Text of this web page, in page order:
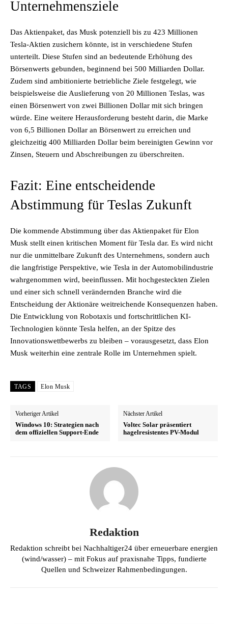
Unternehmensziele
Das Aktienpaket, das Musk potenziell bis zu 423 Millionen
Tesla-Aktien zusichern könnte, ist in verschiedene Stufen
unterteilt. Diese Stufen sind an bedeutende Erhöhung des
Börsenwerts gebunden, beginnend bei 500 Milliarden Dollar.
Zudem sind ambitionierte betriebliche Ziele festgelegt, wie
beispielsweise die Auslieferung von 20 Millionen Teslas, was
einen Börsenwert von zwei Billionen Dollar mit sich bringen
würde. Eine weitere Herausforderung besteht darin, die Marke
von 6,5 Billionen Dollar an Börsenwert zu erreichen und
gleichzeitig 400 Milliarden Dollar beim bereinigten Gewinn vor
Zinsen, Steuern und Abschreibungen zu überschreiten.
Fazit: Eine entscheidende
Abstimmung für Teslas Zukunft
Die kommende Abstimmung über das Aktienpaket für Elon
Musk stellt einen kritischen Moment für Tesla dar. Es wird nicht
nur die unmittelbare Zukunft des Unternehmens, sondern auch
die langfristige Perspektive, wie Tesla in der Automobilindustrie
wahrgenommen wird, beeinflussen. Mit hochgesteckten Zielen
und einer sich schnell verändernden Branche wird die
Entscheidung der Aktionäre weitreichende Konsequenzen haben.
Die Entwicklung von Robotaxis und fortschrittlichen KI-
Technologien könnte Tesla helfen, an der Spitze des
Innovationswettbewerbs zu bleiben – vorausgesetzt, dass Elon
Musk weiterhin eine zentrale Rolle im Unternehmen spielt.
TAGS Elon Musk
Vorheriger Artikel
Windows 10: Strategien nach
dem offiziellen Support-Ende
Nächster Artikel
Voltec Solar präsentiert
hagelresistentes PV-Modul
Redaktion
Redaktion schreibt bei Nachhaltiger24 über erneuerbare energien
(wind/wasser) – mit Fokus auf praxisnahe Tipps, fundierte
Quellen und Schweizer Rahmenbedingungen.